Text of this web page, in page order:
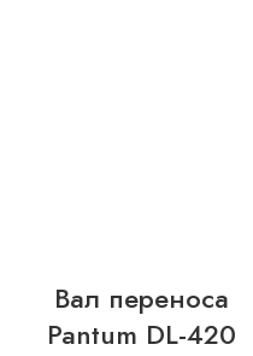
Вал переноса
Pantum DL-420